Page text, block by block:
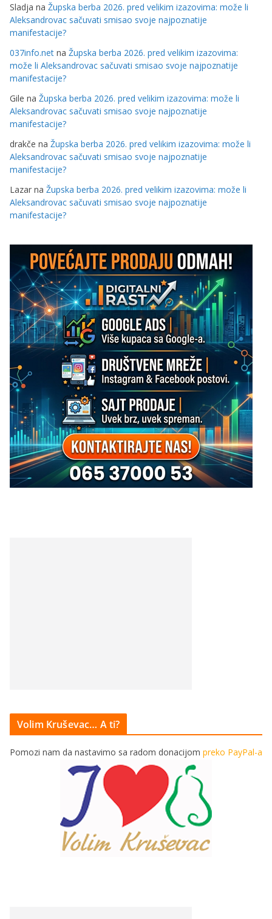
Sladja na Župska berba 2026. pred velikim izazovima: može li
Aleksandrovac sačuvati smisao svoje najpoznatije
manifestacije?
037info.net na Župska berba 2026. pred velikim izazovima:
može li Aleksandrovac sačuvati smisao svoje najpoznatije
manifestacije?
Gile na Župska berba 2026. pred velikim izazovima: može li
Aleksandrovac sačuvati smisao svoje najpoznatije
manifestacije?
drakče na Župska berba 2026. pred velikim izazovima: može li
Aleksandrovac sačuvati smisao svoje najpoznatije
manifestacije?
Lazar na Župska berba 2026. pred velikim izazovima: može li
Aleksandrovac sačuvati smisao svoje najpoznatije
manifestacije?
Volim Kruševac… A ti?
Pomozi nam da nastavimo sa radom donacijom preko PayPal-a